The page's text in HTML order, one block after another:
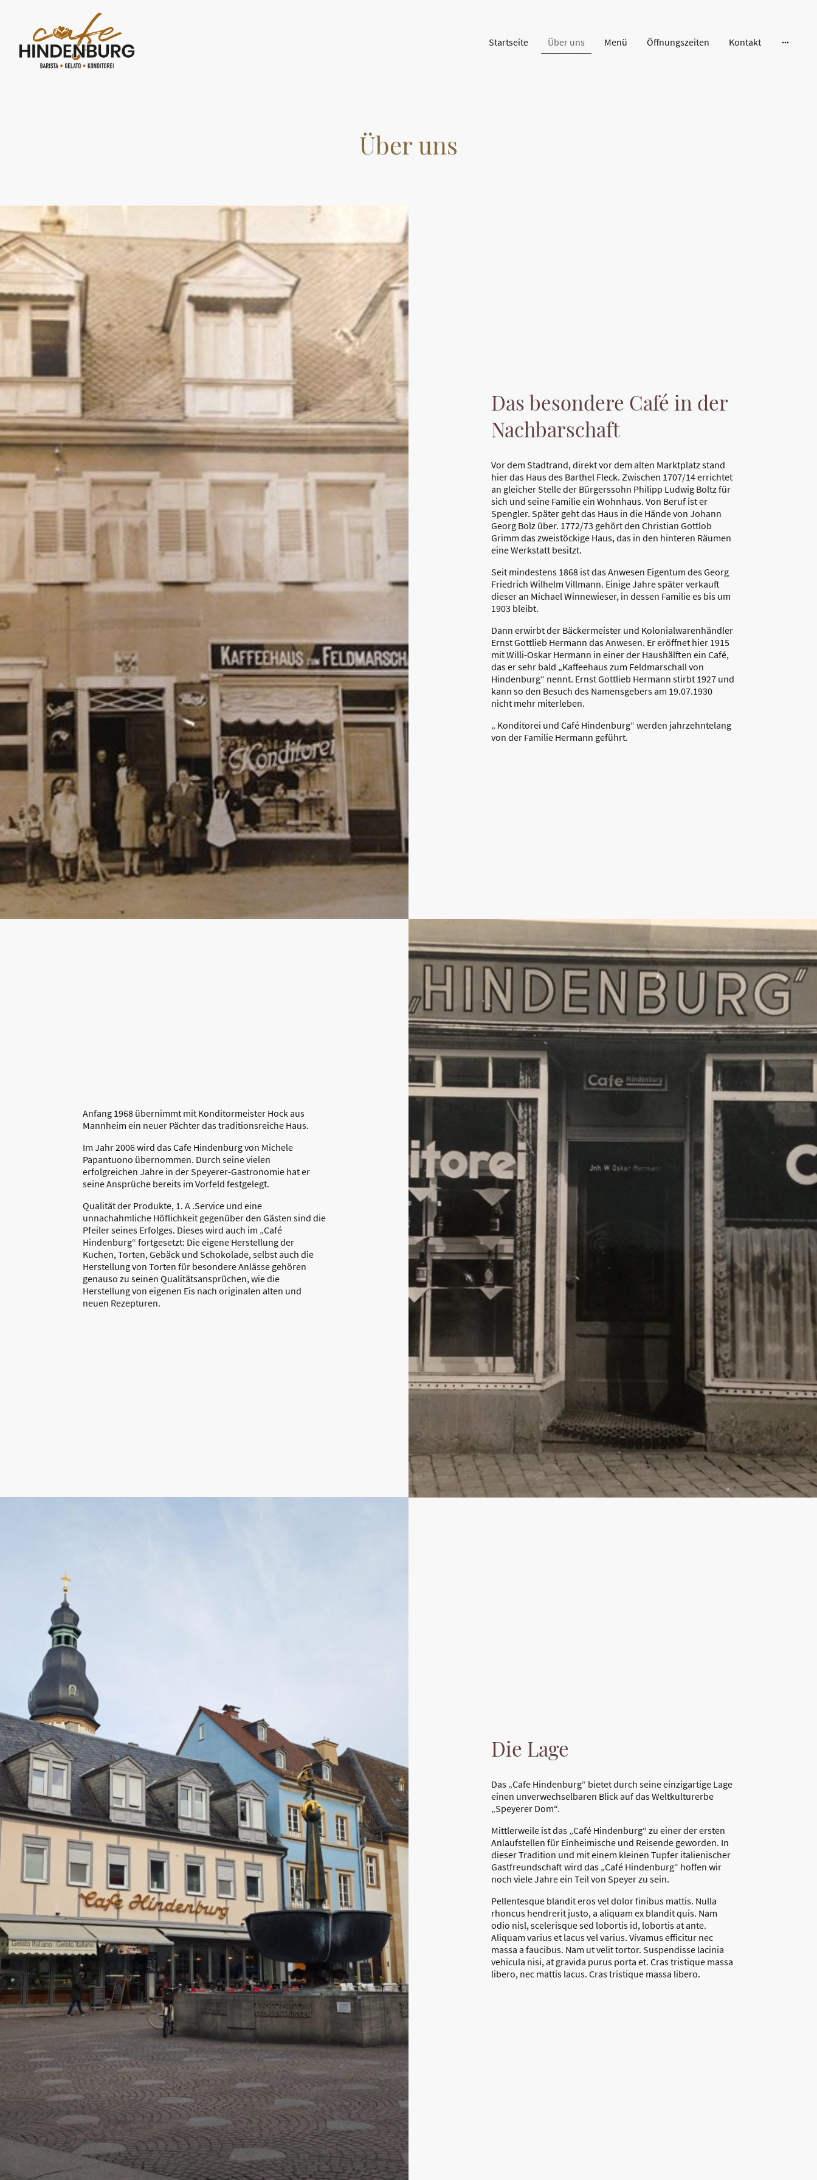
Startseite Über uns Menü Öffnungszeiten Kontakt
Über uns
Das besondere Café in der
Nachbarschaft
Vor dem Stadtrand, direkt vor dem alten Marktplatz stand
hier das Haus des Barthel Fleck. Zwischen 1707/14 errichtet
an gleicher Stelle der Bürgerssohn Philipp Ludwig Boltz für
sich und seine Familie ein Wohnhaus. Von Beruf ist er
Spengler. Später geht das Haus in die Hände von Johann
Georg Bolz über. 1772/73 gehört den Christian Gottlob
Grimm das zweistöckige Haus, das in den hinteren Räumen
eine Werkstatt besitzt.
Seit mindestens 1868 ist das Anwesen Eigentum des Georg
Friedrich Wilhelm Villmann. Einige Jahre später verkauft
dieser an Michael Winnewieser, in dessen Familie es bis um
1903 bleibt.
Dann erwirbt der Bäckermeister und Kolonialwarenhändler
Ernst Gottlieb Hermann das Anwesen. Er eröffnet hier 1915
mit Willi-Oskar Hermann in einer der Haushälften ein Café,
das er sehr bald „Kaffeehaus zum Feldmarschall von
Hindenburg“ nennt. Ernst Gottlieb Hermann stirbt 1927 und
kann so den Besuch des Namensgebers am 19.07.1930
nicht mehr miterleben.
„ Konditorei und Café Hindenburg“ werden jahrzehntelang
von der Familie Hermann geführt.
Anfang 1968 übernimmt mit Konditormeister Hock aus
Mannheim ein neuer Pächter das traditionsreiche Haus.
Im Jahr 2006 wird das Cafe Hindenburg von Michele
Papantuono übernommen. Durch seine vielen
erfolgreichen Jahre in der Speyerer-Gastronomie hat er
seine Ansprüche bereits im Vorfeld festgelegt.
Qualität der Produkte, 1. A .Service und eine
unnachahmliche Höflichkeit gegenüber den Gästen sind die
Pfeiler seines Erfolges. Dieses wird auch im „Café
Hindenburg“ fortgesetzt: Die eigene Herstellung der
Kuchen, Torten, Gebäck und Schokolade, selbst auch die
Herstellung von Torten für besondere Anlässe gehören
genauso zu seinen Qualitätsansprüchen, wie die
Herstellung von eigenen Eis nach originalen alten und
neuen Rezepturen.
Die Lage
Das „Cafe Hindenburg“ bietet durch seine einzigartige Lage
einen unverwechselbaren Blick auf das Weltkulturerbe
„Speyerer Dom“.
Mittlerweile ist das „Café Hindenburg“ zu einer der ersten
Anlaufstellen für Einheimische und Reisende geworden. In
dieser Tradition und mit einem kleinen Tupfer italienischer
Gastfreundschaft wird das „Café Hindenburg“ hoffen wir
noch viele Jahre ein Teil von Speyer zu sein.
Pellentesque blandit eros vel dolor finibus mattis. Nulla
rhoncus hendrerit justo, a aliquam ex blandit quis. Nam
odio nisl, scelerisque sed lobortis id, lobortis at ante.
Aliquam varius et lacus vel varius. Vivamus efficitur nec
massa a faucibus. Nam ut velit tortor. Suspendisse lacinia
vehicula nisi, at gravida purus porta et. Cras tristique massa
libero, nec mattis lacus. Cras tristique massa libero.